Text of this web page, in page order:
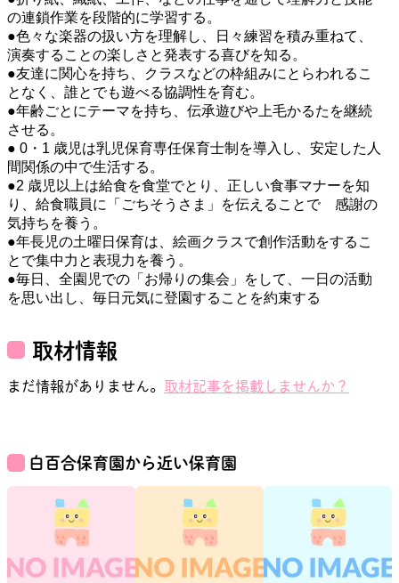
の連鎖作業を段階的に学習する。
●色々な楽器の扱い方を理解し、日々練習を積み重ねて、
演奏することの楽しさと発表する喜びを知る。
●友達に関心を持ち、クラスなどの枠組みにとらわれるこ
となく、誰とでも遊べる協調性を育む。
●年齢ごとにテーマを持ち、伝承遊びや上毛かるたを継続
させる。
● 0・1 歳児は乳児保育専任保育士制を導入し、安定した人
間関係の中で生活する。
●2 歳児以上は給食を食堂でとり、正しい食事マナーを知
り、給食職員に「ごちそうさま」を伝えることで　感謝の
気持ちを養う。
●年長児の土曜日保育は、絵画クラスで創作活動をするこ
とで集中力と表現力を養う。
●毎日、全園児での「お帰りの集会」をして、一日の活動
を思い出し、毎日元気に登園することを約束する
取材情報
まだ情報がありません。 取材記事を掲載しませんか？
白百合保育園から近い保育園